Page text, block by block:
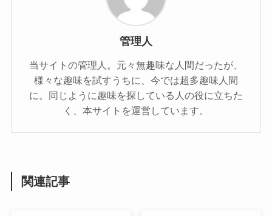
管理人
当サイトの管理人。元々無趣味な人間だったが、
様々な趣味を試すうちに、今では超多趣味人間
に。同じように趣味を探している人の役に立ちた
く、本サイトを運営しています。
関連記事